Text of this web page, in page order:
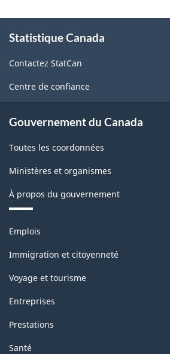
propos
ce
site
Statistique Canada
Contactez StatCan
Centre de confiance
Gouvernement du Canada
Toutes les coordonnées
Ministères et organismes
À propos du gouvernement
Thèmes
sujets
Emplois
Immigration et citoyenneté
Voyage et tourisme
Entreprises
Prestations
Santé